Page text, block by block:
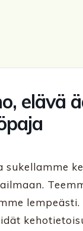
elävä
sukellamme